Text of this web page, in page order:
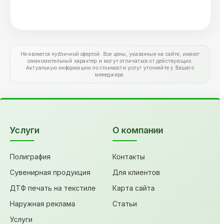
Не является публичной офертой. Все цены, указанные на сайте, имеют
ознакомительный характер и могут отличаться от действующих.
Актуальную информацию по стоимости услуг уточняйте у Вашего
менеджера.
Услуги
Полиграфия
Сувенирная продукция
ДТФ печать на текстиле
Наружная реклама
Услуги
О компании
Контакты
Для клиентов
Карта сайта
Статьи